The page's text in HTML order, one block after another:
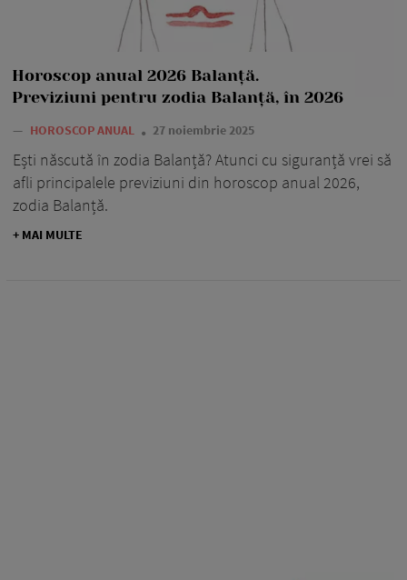
Horoscop anual 2026 Balanță.
Previziuni pentru zodia Balanță, în 2026
— HOROSCOP ANUAL 27 noiembrie 2025
Ești născută în zodia Balanță? Atunci cu siguranță vrei să
afli principalele previziuni din horoscop anual 2026,
zodia Balanță.
+ MAI MULTE